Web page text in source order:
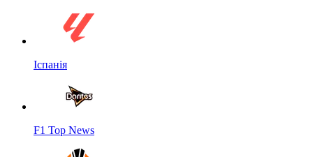
Іспанія
F1 Top News